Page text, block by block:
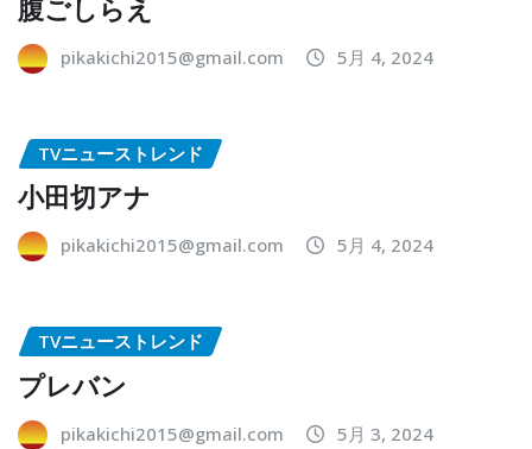
腹ごしらえ
pikakichi2015@gmail.com 5月 4, 2024
TVニューストレンド
小田切アナ
pikakichi2015@gmail.com 5月 4, 2024
TVニューストレンド
プレバン
pikakichi2015@gmail.com 5月 3, 2024